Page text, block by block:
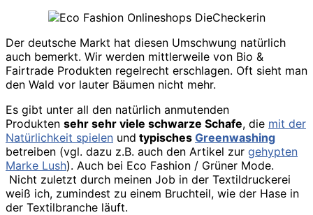
Der deutsche Markt hat diesen Umschwung natürlich
auch bemerkt. Wir werden mittlerweile von Bio &
Fairtrade Produkten regelrecht erschlagen. Oft sieht man
den Wald vor lauter Bäumen nicht mehr.
Es gibt unter all den natürlich anmutenden
Produkten sehr sehr viele schwarze Schafe, die mit der
Natürlichkeit spielen und typisches Greenwashing
betreiben (vgl. dazu z.B. auch den Artikel zur gehypten
Marke Lush). Auch bei Eco Fashion / Grüner Mode.
Nicht zuletzt durch meinen Job in der Textildruckerei
weiß ich, zumindest zu einem Bruchteil, wie der Hase in
der Textilbranche läuft.